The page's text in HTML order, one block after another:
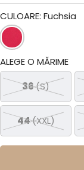
CULOARE:Fuchsia
ALEGE O MĂRIME
36(S)
44(XXL)